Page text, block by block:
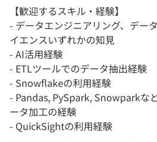
【歓迎するスキル・経験】
- データエンジニアリング、デー
イエンスいずれかの知見
- AI活用経験
- ETLツールでのデータ抽出経験
- Snowflakeの利用経験
- Pandas, PySpark, Snowparkな
ータ加工の経験
- QuickSightの利用経験